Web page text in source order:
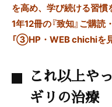
を高め、学び続ける習慣
1年12冊の『致知』ご購読
「③HP・WEB chichiを
これ以上や
ギリの治療